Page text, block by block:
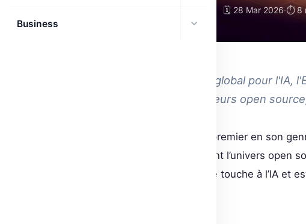
Business
🗓 28 Mar 2026·⏱ 8
Le premier cadre juridique global pour l'IA,
majeurs pour les développeurs open
L’AI Act de l’Union Européenne, premier en son
scène de l’IA, impactant durement l’univers
fond de la Dordogne, si ton code touche à l’IA et